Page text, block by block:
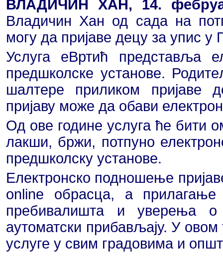
ВЛАДИЧИН ХАН, 14.
Владичин Хан од сада на
могу да пријаве децу за упис
Услуга еВртић представља
предшколске установе.
шалтере приликом пријаве
пријаву може да обави
Од ове године услуга ће бити
лакши, бржи, потпуно
предшколску установе.
Електронско подношење
online обрасца, а
пребивалишта и уверења о
аутоматски прибављају. У овом
услуге у свим градовима и